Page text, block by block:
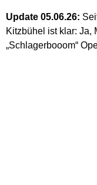
Update 05.06.26:
Kitzbühel ist klar: Ja,
„Schlagerbooom“